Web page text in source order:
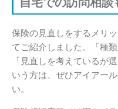
保険の見直しをするメリ
てご紹介しました。「種
「見直しを考えているが
いう方は、ぜひアイアー
い。